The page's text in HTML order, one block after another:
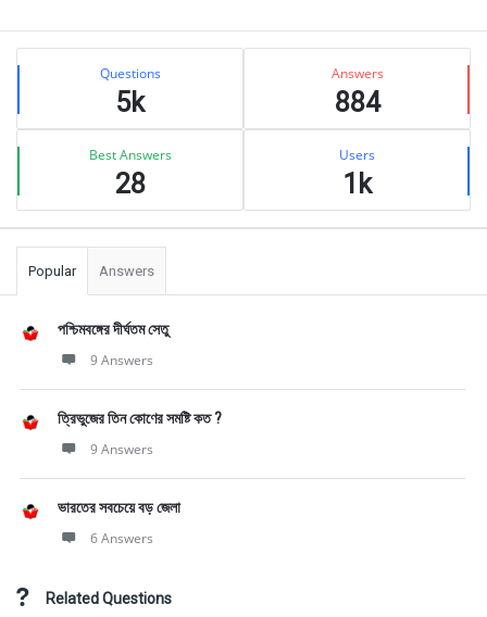
Sidebar
Stats Questions
5k
Answers
884
Best Answers
28
Users
1k
Popular Answers
পশ্চিমবঙ্গের দীর্ঘতম সেতু
9 Answers
ত্রিভুজের তিন কোণের সমষ্টি কত ?
9 Answers
ভারতের সবচেয়ে বড় জেলা
6 Answers
Related Questions